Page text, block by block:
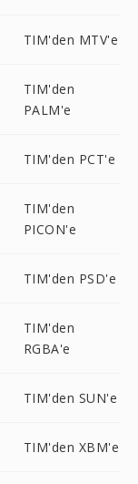
TIM'den MTV'e
TIM'den
PALM'e
TIM'den PCT'e
TIM'den
PICON'e
TIM'den PSD'e
TIM'den
RGBA'e
TIM'den SUN'e
TIM'den XBM'e